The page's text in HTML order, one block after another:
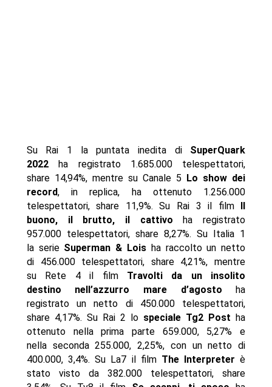
Su Rai 1 la puntata inedita di SuperQuark
2022ha registrato 1.685.000 telespettatori,
share 14,94%, mentre su Canale 5 Lo show dei
record, in replica, ha ottenuto 1.256.000
telespettatori, share 11,9%. Su Rai 3 il film Il
buono, il brutto, il cattivo ha registrato
957.000 telespettatori, share 8,27%. Su Italia 1
la serie Superman & Lois ha raccolto un netto
di 456.000 telespettatori, share 4,21%, mentre
su Rete 4 il film Travolti da un insolito
destino nell’azzurro mare d’agosto ha
registrato un netto di 450.000 telespettatori,
share 4,17%. Su Rai 2 lo speciale Tg2 Post ha
ottenuto nella prima parte 659.000, 5,27% e
nella seconda 255.000, 2,25%, con un netto di
400.000, 3,4%. Su La7 il film The Interpreter è
stato visto da 382.000 telespettatori, share